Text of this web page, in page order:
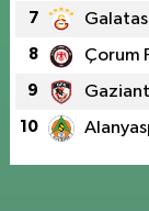
7
8 Çorum
9
10